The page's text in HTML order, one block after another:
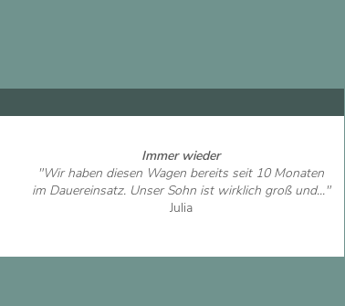
Immer wieder
"Wir haben diesen Wagen bereits seit 10 Monaten
im Dauereinsatz. Unser Sohn ist wirklich groß und..."
Julia